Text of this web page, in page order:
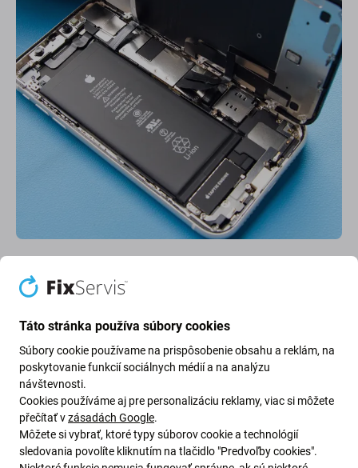
Po úspešnom uvolnení lepidla z okrajov odmontujte prísavky.
Otvorte iPhone otočením displeja z ľavej strany ako knihu.
Doporučujeme si podoprieť displej, aby ste neodtrhli plochý káblik,
ktorý drží displej zo základnou doskou.
Zatiaľ sa nepokúšajte displej úplne oddeliť, pretože niekoľko
krehkých plochých káblov ho stále pripája k základovej doske
iPhone-u.
Táto stránka používa súbory cookies
Súbory cookie používame na prispôsobenie obsahu a reklám, na
poskytovanie funkcií sociálnych médií a na analýzu
návštevnosti.
Cookies používáme aj pre personalizáciu reklamy, viac si môžete
přečítať vzásadách Google.
Môžete si vybrať, ktoré typy súborov cookie a technológií
sledovania povolíte kliknutím na tlačidlo "Predvoľby cookies".